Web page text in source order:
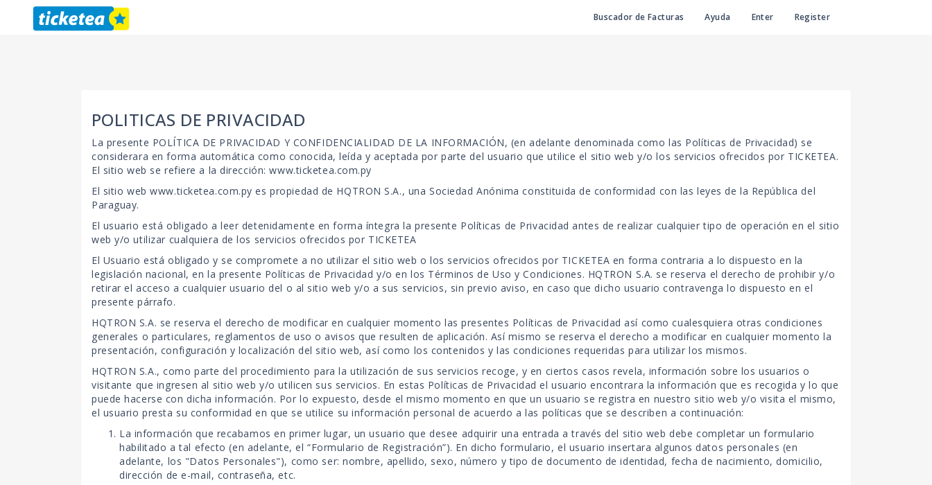
Buscador de Facturas Ayuda Enter Register
POLITICAS DE PRIVACIDAD
La presente POLÍTICA DE PRIVACIDAD Y CONFIDENCIALIDAD DE LA INFORMACIÓN, (en adelante denominada como las Políticas de Privacidad) se
considerara en forma automática como conocida, leída y aceptada por parte del usuario que utilice el sitio web y/o los servicios ofrecidos por TICKETEA.
El sitio web se refiere a la dirección: www.ticketea.com.py
El sitio web www.ticketea.com.py es propiedad de HQTRON S.A., una Sociedad Anónima constituida de conformidad con las leyes de la República del
Paraguay.
El usuario está obligado a leer detenidamente en forma íntegra la presente Políticas de Privacidad antes de realizar cualquier tipo de operación en el sitio
web y/o utilizar cualquiera de los servicios ofrecidos por TICKETEA
El Usuario está obligado y se compromete a no utilizar el sitio web o los servicios ofrecidos por TICKETEA en forma contraria a lo dispuesto en la
legislación nacional, en la presente Políticas de Privacidad y/o en los Términos de Uso y Condiciones. HQTRON S.A. se reserva el derecho de prohibir y/o
retirar el acceso a cualquier usuario del o al sitio web y/o a sus servicios, sin previo aviso, en caso que dicho usuario contravenga lo dispuesto en el
presente párrafo.
HQTRON S.A. se reserva el derecho de modificar en cualquier momento las presentes Políticas de Privacidad así como cualesquiera otras condiciones
generales o particulares, reglamentos de uso o avisos que resulten de aplicación. Así mismo se reserva el derecho a modificar en cualquier momento la
presentación, configuración y localización del sitio web, así como los contenidos y las condiciones requeridas para utilizar los mismos.
HQTRON S.A., como parte del procedimiento para la utilización de sus servicios recoge, y en ciertos casos revela, información sobre los usuarios o
visitante que ingresen al sitio web y/o utilicen sus servicios. En estas Políticas de Privacidad el usuario encontrara la información que es recogida y lo que
puede hacerse con dicha información. Por lo expuesto, desde el mismo momento en que un usuario se registra en nuestro sitio web y/o visita el mismo,
el usuario presta su conformidad en que se utilice su información personal de acuerdo a las políticas que se describen a continuación:
La información que recabamos en primer lugar, un usuario que desee adquirir una entrada a través del sitio web debe completar un formulario
habilitado a tal efecto (en adelante, el “Formulario de Registración”). En dicho formulario, el usuario insertara algunos datos personales (en
adelante, los "Datos Personales"), como ser: nombre, apellido, sexo, número y tipo de documento de identidad, fecha de nacimiento, domicilio,
dirección de e-mail, contraseña, etc.